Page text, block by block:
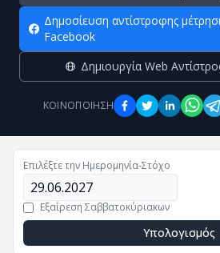
Δημοσίευση αντίστροφης
Facebook
Δημιουργία Web
ΚΟΙΝΟΠΟΊΗΣΗ
Επιλέξτε την Ημερομηνία-Στόχο
Εξαίρεση Σαββατοκύριακων
Υπολογισμός